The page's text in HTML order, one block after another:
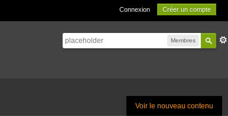
Connexion Créer un compte
Membres
Voir le nouveau contenu